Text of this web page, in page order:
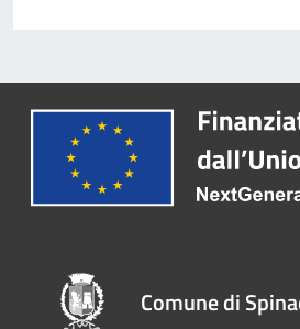
Comune di